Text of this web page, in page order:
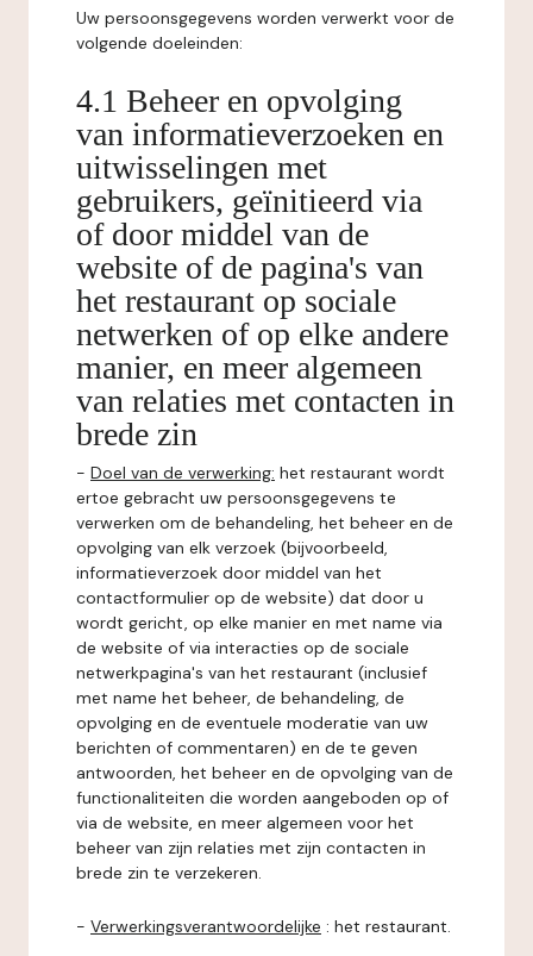
Uw persoonsgegevens worden verwerkt voor de
volgende doeleinden:
4.1 Beheer en opvolging
van informatieverzoeken en
uitwisselingen met
gebruikers, geïnitieerd via
of door middel van de
website of de pagina's van
het restaurant op sociale
netwerken of op elke andere
manier, en meer algemeen
van relaties met contacten in
brede zin
- Doel van de verwerking: het restaurant wordt
ertoe gebracht uw persoonsgegevens te
verwerken om de behandeling, het beheer en de
opvolging van elk verzoek (bijvoorbeeld,
informatieverzoek door middel van het
contactformulier op de website) dat door u
wordt gericht, op elke manier en met name via
de website of via interacties op de sociale
netwerkpagina's van het restaurant (inclusief
met name het beheer, de behandeling, de
opvolging en de eventuele moderatie van uw
berichten of commentaren) en de te geven
antwoorden, het beheer en de opvolging van de
functionaliteiten die worden aangeboden op of
via de website, en meer algemeen voor het
beheer van zijn relaties met zijn contacten in
brede zin te verzekeren.
- Verwerkingsverantwoordelijke : het restaurant.